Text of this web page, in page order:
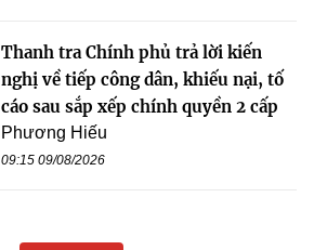
Thanh tra Chính phủ trả lời kiến
nghị về tiếp công dân, khiếu nại, tố
cáo sau sắp xếp chính quyền 2 cấp
Phương Hiếu
09:15 09/08/2026